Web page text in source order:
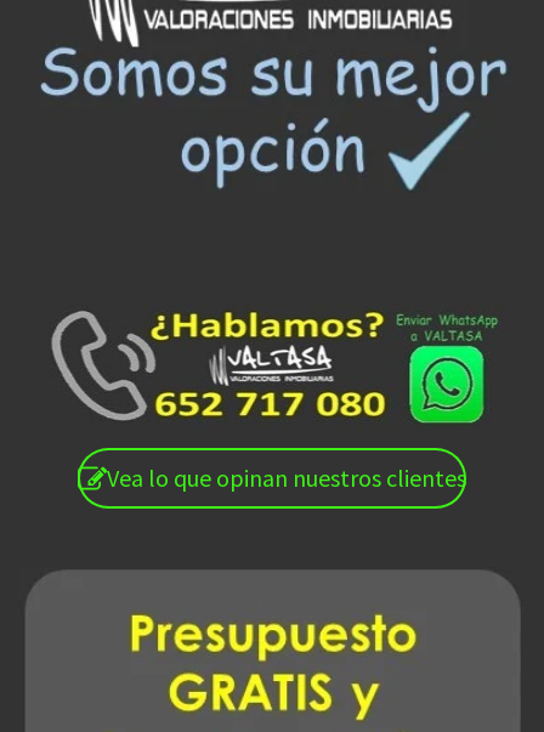
Vea lo que opinan nuestros clientes